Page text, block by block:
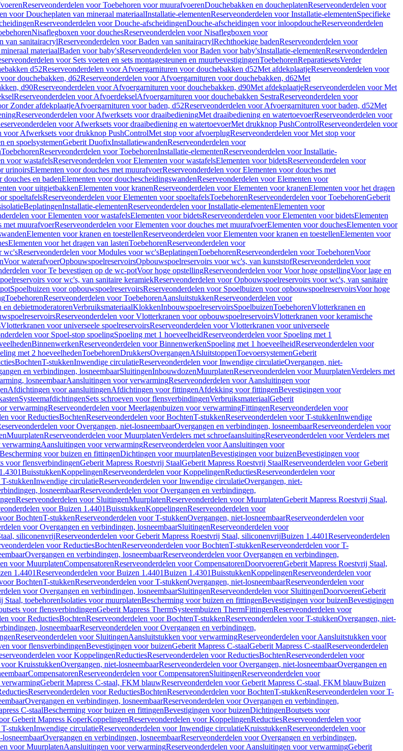
Reserveonderdelen voor Toebehoren voor muurafvoerenDouchebakken en doucheplatenReserveonderdelen voor
voor Doucheplaten van mineraal materiaalInstallatie-elementenReserveonderdelen voor Installatie-elementenSpecifieke
Reserveonderdelen voor Douche-afscheidingenDouche-afscheidingen voor inloopdoucheReserveonderdelen
Nisaflegboxen voor douchesReserveonderdelen voor Nisaflegboxen voor
van sanitairacrylReserveonderdelen voor Baden van sanitairacrylRechthoekige badenReserveonderdelen voor
materiaalBaden voor baby'sReserveonderdelen voor Baden voor baby'sInstallatie-elementenReserveonderdelen
voor Sets voeten en sets montagesteunen en muurbevestigingenToebehorenReparatiesetsVerder
d52Reserveonderdelen voor Afvoergarnituren voor douchebakken d52Met afdekplaatjeReserveonderdelen voor
douchebakken, d62Reserveonderdelen voor Afvoergarnituren voor douchebakken, d62Met
d90Reserveonderdelen voor Afvoergarnituren voor douchebakken, d90Met afdekplaatjeReserveonderdelen voor Met
Reserveonderdelen voor AfvoerdekselAfvoergarnituren voor douchebakken SestraReserveonderdelen voor
Zonder afdekplaatjeAfvoergarnituren voor baden, d52Reserveonderdelen voor Afvoergarnituren voor baden, d52Met
Reserveonderdelen voor Afwerksets voor draaibedieningMet draaibediening en watertoevoerReserveonderdelen voor
voor Afwerksets voor draaibediening en watertoevoerMet drukknop PushControlReserveonderdelen voor
voor Afwerksets voor drukknop PushControlMet stop voor afvoerplugReserveonderdelen voor Met stop voor
en spoelsystemenGeberit DuofixInstallatiewandenReserveonderdelen voor
ToebehorenReserveonderdelen voor ToebehorenInstallatie-elementenReserveonderdelen voor Installatie-
voor wastafelsReserveonderdelen voor Elementen voor wastafelsElementen voor bidetsReserveonderdelen voor
urinoirsElementen voor douches met muurafvoerReserveonderdelen voor Elementen voor douches met
en badenElementen voor douchescheidingswandenReserveonderdelen voor Elementen voor
voor uitgietbakkenElementen voor kranenReserveonderdelen voor Elementen voor kranenElementen voor het dragen
spoeltafelsReserveonderdelen voor Elementen voor spoeltafelsToebehorenReserveonderdelen voor ToebehorenGeberit
BeplatingenInstallatie-elementenReserveonderdelen voor Installatie-elementenElementen voor
voor Elementen voor wastafelsElementen voor bidetsReserveonderdelen voor Elementen voor bidetsElementen
met muurafvoerReserveonderdelen voor Elementen voor douches met muurafvoerElementen voor douchesElementen voor
Elementen voor kranen en toestellenReserveonderdelen voor Elementen voor kranen en toestellenElementen voor
Elementen voor het dragen van lastenToebehorenReserveonderdelen voor
wc'sReserveonderdelen voor Modules voor wc'sBeplatingenToebehorenReserveonderdelen voor ToebehorenVoor
Voor waterafvoerOpbouwspoelreservoirsOpbouwspoelreservoirs voor wc's, van kunststofReserveonderdelen voor
voor Te bevestigen op de wc-potVoor hoge opstellingReserveonderdelen voor Voor hoge opstellingVoor lage en
voor wc's, van sanitaire keramiekReserveonderdelen voor Opbouwspoelreservoirs voor wc's, van sanitaire
Spoelbuizen voor opbouwspoelreservoirsReserveonderdelen voor Spoelbuizen voor opbouwspoelreservoirsVoor hoge
ToebehorenReserveonderdelen voor ToebehorenAansluitstukkenReserveonderdelen voor
debietmoderatorenVerbruiksmateriaalKlokkenInbouwspoelreservoirsSpoelbuizenToebehorenVlotterkranen en
Reserveonderdelen voor Vlotterkranen voor opbouwspoelreservoirsVlotterkranen voor keramische
Vlotterkranen voor universeele spoelreservoirsReserveonderdelen voor Vlotterkranen voor universeele
voor Spoel-stop spoelingSpoeling met 1 hoeveelheidReserveonderdelen voor Spoeling met 1
BinnenwerkenReserveonderdelen voor BinnenwerkenSpoeling met 1 hoeveelheidReserveonderdelen voor
met 2 hoeveelhedenToebehorenDrukkersOvergangenAfsluitstoppenToevoersystemenGeberit
BochtenT-stukkenInwendige circulatieReserveonderdelen voor Inwendige circulatieOvergangen, niet-
en verbindingen, losneembaarSluitingenInbouwdozenMuurplatenReserveonderdelen voor MuurplatenVerdelers met
losneembaarAansluitingen voor verwarmingReserveonderdelen voor Aansluitingen voor
Afdichtingen voor aansluitingenAfdichtingen voor fittingenAfdekking voor fittingenBevestigingen voor
SysteemafdichtingenSets schroeven voor flensverbindingenVerbruiksmateriaalGeberit
verwarmingReserveonderdelen voor Meerlagenbuizen voor verwarmingFittingenReserveonderdelen voor
voor ReductiesBochtenReserveonderdelen voor BochtenT-stukkenReserveonderdelen voor T-stukkenInwendige
voor Overgangen, niet-losneembaarOvergangen en verbindingen, losneembaarReserveonderdelen voor
MuurplatenReserveonderdelen voor MuurplatenVerdelers met schroefaansluitingReserveonderdelen voor Verdelers met
verwarmingAansluitingen voor verwarmingReserveonderdelen voor Aansluitingen voor
Bescherming voor buizen en fittingenDichtingen voor muurplatenBevestigingen voor buizenBevestigingen voor
voor flensverbindingenGeberit Mapress Roestvrij StaalGeberit Mapress Roestvrij StaalReserveonderdelen voor Geberit
BuisstukkenKoppelingenReserveonderdelen voor KoppelingenReductiesReserveonderdelen voor
stukkenInwendige circulatieReserveonderdelen voor Inwendige circulatieOvergangen, niet-
losneembaarReserveonderdelen voor Overgangen en verbindingen,
Reserveonderdelen voor SluitingenMuurplatenReserveonderdelen voor MuurplatenGeberit Mapress Roestvrij Staal,
voor Buizen 1.4401BuisstukkenKoppelingenReserveonderdelen voor
BochtenT-stukkenReserveonderdelen voor T-stukkenOvergangen, niet-losneembaarReserveonderdelen voor
voor Overgangen en verbindingen, losneembaarSluitingenReserveonderdelen voor
siliconenvrijReserveonderdelen voor Geberit Mapress Roestvrij Staal, siliconenvrijBuizen 1.4401Reserveonderdelen
voor ReductiesBochtenReserveonderdelen voor BochtenT-stukkenReserveonderdelen voor T-
Overgangen en verbindingen, losneembaarReserveonderdelen voor Overgangen en verbindingen,
voor MuurplatenCompensatorenReserveonderdelen voor CompensatorenDoorvoerenGeberit Mapress Roestvrij Staal,
1.4401Reserveonderdelen voor Buizen 1.4401Buizen 1.4301BuisstukkenKoppelingenReserveonderdelen voor
BochtenT-stukkenReserveonderdelen voor T-stukkenOvergangen, niet-losneembaarReserveonderdelen voor
voor Overgangen en verbindingen, losneembaarSluitingenReserveonderdelen voor SluitingenDoorvoerenGeberit
Staal, toebehorenIsolaties voor muurplatenBescherming voor buizen en fittingenBevestigingen voor buizenBevestigingen
voor flensverbindingenGeberit Mapress ThermSysteembuizen ThermFittingenReserveonderdelen voor
voor ReductiesBochtenReserveonderdelen voor BochtenT-stukkenReserveonderdelen voor T-stukkenOvergangen, niet-
losneembaarReserveonderdelen voor Overgangen en verbindingen,
Reserveonderdelen voor SluitingenAansluitstukken voor verwarmingReserveonderdelen voor Aansluitstukken voor
voor flensverbindingenBevestigingen voor buizenGeberit Mapress C-staalGeberit Mapress C-staalReserveonderdelen
voor KoppelingenReductiesReserveonderdelen voor ReductiesBochtenReserveonderdelen voor
KruisstukkenOvergangen, niet-losneembaarReserveonderdelen voor Overgangen, niet-losneembaarOvergangen en
CompensatorenReserveonderdelen voor CompensatorenSluitingenReserveonderdelen voor
verwarmingGeberit Mapress C-staal, FKM blauwReserveonderdelen voor Geberit Mapress C-staal, FKM blauwBuizen
Reserveonderdelen voor ReductiesBochtenReserveonderdelen voor BochtenT-stukkenReserveonderdelen voor T-
Overgangen en verbindingen, losneembaarReserveonderdelen voor Overgangen en verbindingen,
C-staalBescherming voor buizen en fittingenBevestigingen voor buizenDichtingenBoutsets voor
Geberit Mapress KoperKoppelingenReserveonderdelen voor KoppelingenReductiesReserveonderdelen voor
stukkenInwendige circulatieReserveonderdelen voor Inwendige circulatieKruisstukkenReserveonderdelen voor
Overgangen en verbindingen, losneembaarReserveonderdelen voor Overgangen en verbindingen,
voor MuurplatenAansluitingen voor verwarmingReserveonderdelen voor Aansluitingen voor verwarmingGeberit